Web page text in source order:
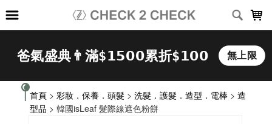
首頁 > 彩妝．保養．頭髮 > 洗髮．護髮．造型．電棒 > 造
型品 > 韓國isLeaf 髮際線遮色粉餅